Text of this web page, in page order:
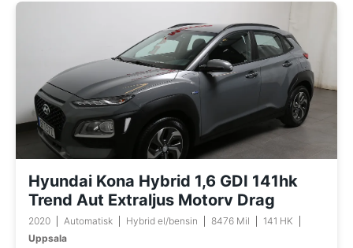
Hyundai Kona Hybrid 1,6 GDI 141hk
Trend Aut Extraljus Motorv Drag
2020 Automatisk Hybrid el/bensin 8476 Mil
141 HK
Uppsala